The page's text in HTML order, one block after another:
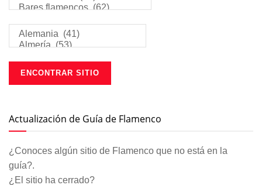
Actualización de Guía de Flamenco
¿Conoces algún sitio de Flamenco que no está en la
guía?.
¿El sitio ha cerrado?